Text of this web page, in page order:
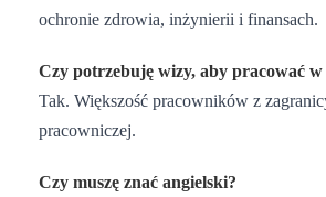
ochronie zdrowia, inżynierii i finansach.
Czy potrzebuję wizy, aby pracować
Tak. Większość pracowników z
pracowniczej.
Czy muszę znać angielski?